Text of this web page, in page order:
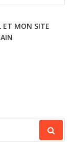
ET MON SITE